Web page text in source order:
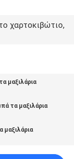
χαρτοκιβώτιο,
μαξιλάρια
τα μαξιλάρια
μαξιλάρια